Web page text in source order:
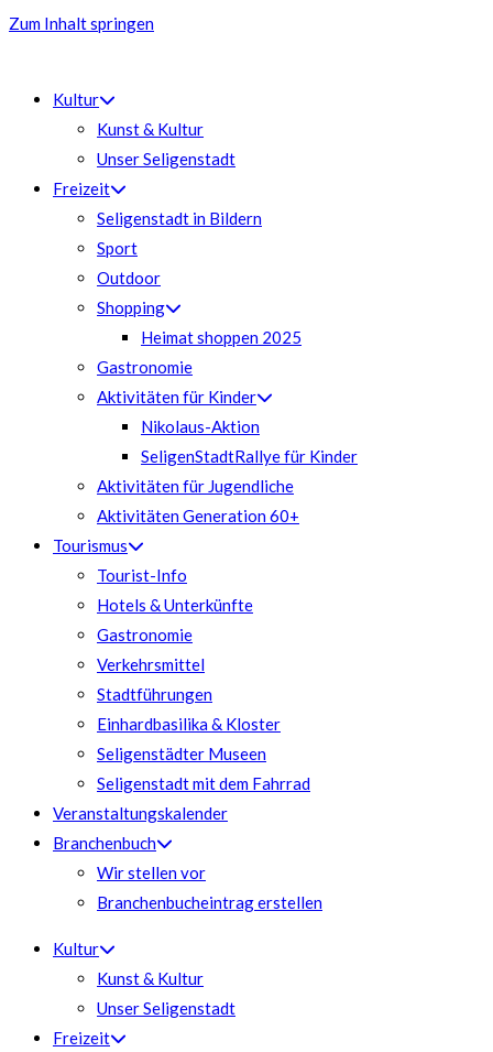
Zum Inhalt springen
Kultur
Kunst & Kultur
Unser Seligenstadt
Freizeit
Seligenstadt in Bildern
Sport
Outdoor
Shopping
Heimat shoppen 2025
Gastronomie
Aktivitäten für Kinder
Nikolaus-Aktion
SeligenStadtRallye für Kinder
Aktivitäten für Jugendliche
Aktivitäten Generation 60+
Tourismus
Tourist-Info
Hotels & Unterkünfte
Gastronomie
Verkehrsmittel
Stadtführungen
Einhardbasilika & Kloster
Seligenstädter Museen
Seligenstadt mit dem Fahrrad
Veranstaltungskalender
Branchenbuch
Wir stellen vor
Branchenbucheintrag erstellen
Kultur
Kunst & Kultur
Unser Seligenstadt
Freizeit